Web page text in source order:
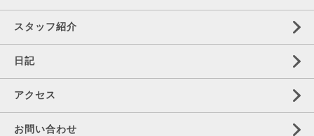
スタッフ紹介
日記
アクセス
お問い合わせ